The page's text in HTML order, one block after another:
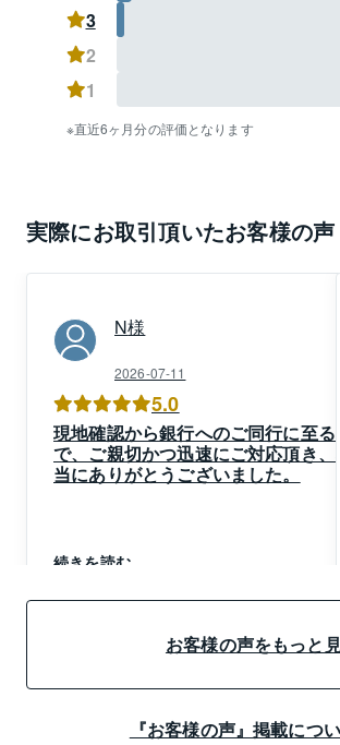
3
2
1
直近6ヶ月分の評価となります
実際にお取引頂いたお客様の声
N様
2026-07-11
5.0
現地確認から銀行へのご同行に至るま
で、ご親切かつ迅速にご対応頂き、本
当にありがとうございました。
続きを読む
お客様の声をもっと
『お客様の声』掲載につ